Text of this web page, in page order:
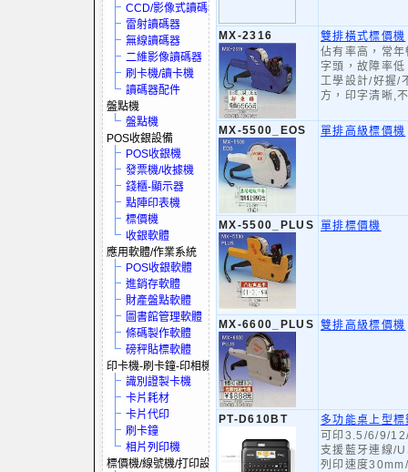
CCD/影像式讀碼器
雷射讀碼器
無線讀碼器
二維影像讀碼器
刷卡機/讀卡機
讀碼器配件
盤點機
盤點機
POS收銀設備
POS收銀機
發票機/收據機
錢櫃-顯示器
點陣印表機
標價機
收銀軟體
應用軟體/作業系統
POS收銀軟體
進銷存軟體
財產盤點軟體
圖書館管理軟體
條碼製作軟體
磅秤貼標軟體
印卡機-刷卡鐘-印相機
識別證製卡機
卡片耗材
卡片代印
刷卡鐘
相片列印機
標價機/線號機/打印設備
MX-2316
雙排橫式標價機
佔有率高，常
字頭，故障率
工學設計/好握/
方，印字清晰,
MX-5500_EOS 單排高級標價機
MX-5500_PLUS 單排標價機
MX-6600_PLUS 雙排高級標價機
PT-D610BT
多功能桌上型
可印3.5/6/9/
支援藍牙連線/
列印速度